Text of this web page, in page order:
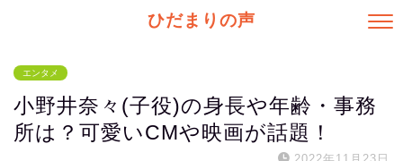
ひだまりの声
エンタメ
小野井奈々(子役)の身長や年齢・事務
所は？可愛いCMや映画が話題！